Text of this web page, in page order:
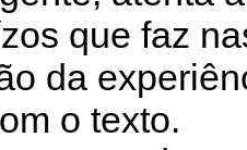
que faz
da
o texto.